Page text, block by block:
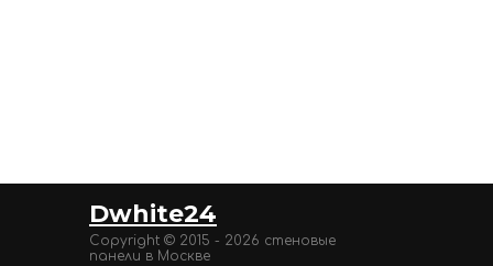
Copyright © 2015 - 2026 стеновые
панели в Москве
Dwhite24